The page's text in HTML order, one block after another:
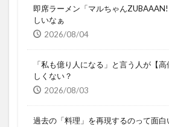
即席ラーメン「マルちゃん
しいなぁ
2026/08/04
「私も億り人になる」と言う人が【
しくない？
2026/08/03
過去の「料理」を再現するのって面白